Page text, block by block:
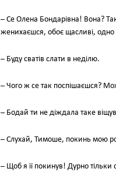
– Се Олена Бондарівна! Вона?
женихаєшся, обоє щасливі, одно
– Буду сватів слати в неділю.
– Чого ж се так поспішаєшся?
– Бодай ти не діждала таке
– Слухай, Тимоше, покинь мою
– Щоб я її покинув! Дурно тільки